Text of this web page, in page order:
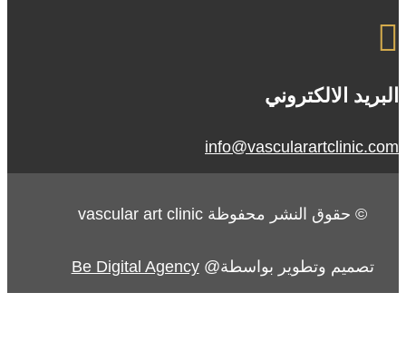

البريد الالكتروني
info@vascularartclinic.com
تصميم وتطوير بواسطة@Be Digital Agency
© حقوق النشر محفوظة vascular art clinic